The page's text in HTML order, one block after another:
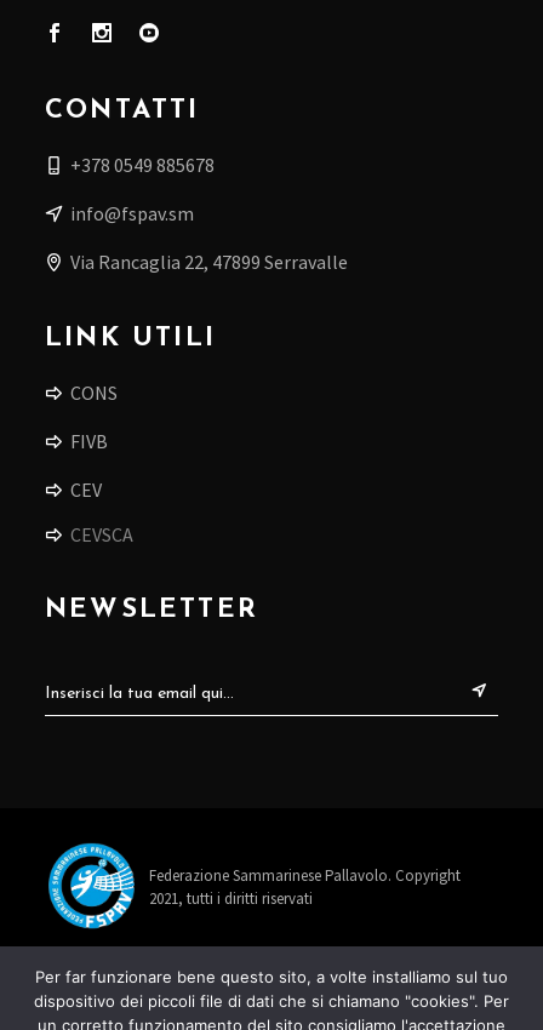
CONTATTI
+378 0549 885678
info@fspav.sm
Via Rancaglia 22, 47899 Serravalle
LINK UTILI
CONS
FIVB
CEV
CEVSCA
NEWSLETTER
Federazione Sammarinese Pallavolo. Copyright
2021, tutti i diritti riservati
+378 0549 885678
Per far funzionare bene questo sito, a volte installiamo sul tuo
dispositivo dei piccoli file di dati che si chiamano "cookies". Per
un corretto funzionamento del sito consigliamo l'accettazione